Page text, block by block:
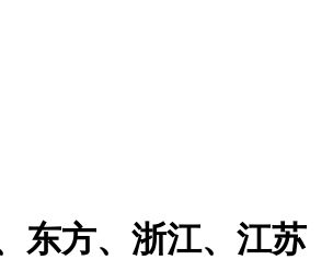
东方、浙江、江苏